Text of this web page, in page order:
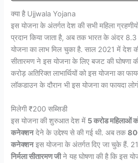
क्या है Ujjwala Yojana
इस योजना के अंतर्गत देश की सभी महिला
प्रदान किया जाता है, अब तक भारत के अंदर 8.3
योजना का लाभ मिल चुका है. साल 2021 में देश की
सीतारमण ने इस योजना के लिए बजट की घोषणा
करोड़ अतिरिक्त लाभार्थियों को इस योजना का
लॉकडाउन के दौरान भी इस योजना का फायदा
मिलेगी ₹200 सब्सिडी
इस योजना की शुरुआत देश में 5 करोड महिलाओं
कनेक्शनदेने के उद्देश्य से की गई थी. अब तक
कनेक्शनइस योजना के अंतर्गत दिए जा चुके हैं.
निर्मला सीतारमण जीने यह घोषणा की है कि इस